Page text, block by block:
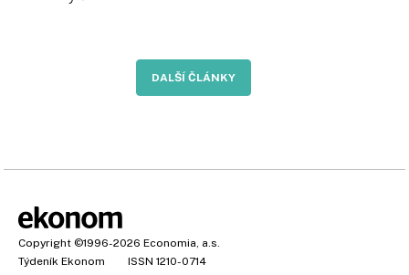
DALŠÍ ČLÁNKY
Copyright ©1996-2026 Economia, a.s.
Týdeník Ekonom
ISSN 1210-0714